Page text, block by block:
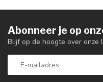
Abonneer je op
Blijf op de hoogte over onze